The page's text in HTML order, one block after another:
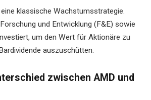
klassische Wachstumsstrategie.
und Entwicklung (F&E) sowie
um den Wert für Aktionäre zu
auszuschütten.
zwischen AMD und